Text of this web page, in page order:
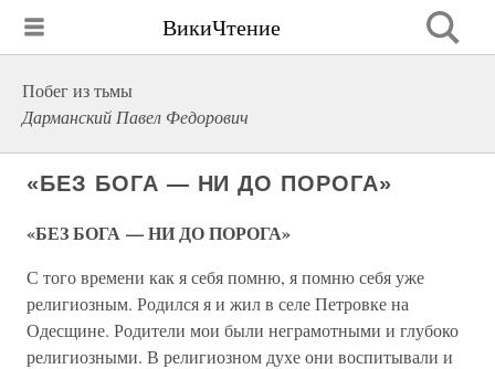
ВикиЧтение
Побег из тьмы
Дарманский Павел Федорович
«БЕЗ БОГА — НИ ДО ПОРОГА»
«БЕЗ БОГА — НИ ДО ПОРОГА»
С того времени как я себя помню, я помню себя уже
религиозным. Родился я и жил в селе Петровке на
Одесщине. Родители мои были неграмотными и глубоко
религиозными. В религиозном духе они воспитывали и